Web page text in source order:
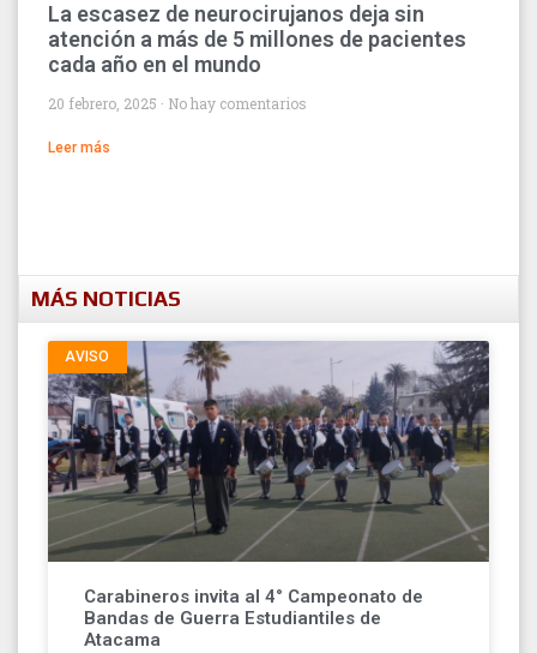
La escasez de neurocirujanos deja sin
atención a más de 5 millones de pacientes
cada año en el mundo
20 febrero, 2025 No hay comentarios
Leer más
MÁS NOTICIAS
AVISO
Carabineros invita al 4° Campeonato de
Bandas de Guerra Estudiantiles de
Atacama